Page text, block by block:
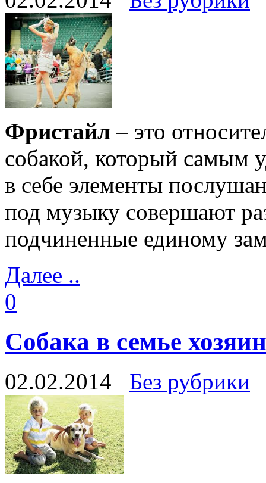
Фристайл– это
собакой, который самым
в себе элементы
под музыку совершают
подчиненные единому
Далее ..
0
Собака в семье
02.02.2014 Без рубрики